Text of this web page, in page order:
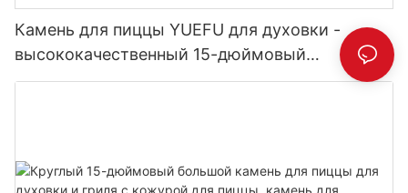
Камень для пиццы YUEFU для духовки -
высококачественный 15-дюймовый
кордиеритовый камень для выпечки